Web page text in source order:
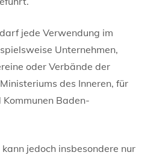
jede Verwendung im
Unternehmen,
oder Verbände der
des Inneren, für
Baden-
jedoch insbesondere nur